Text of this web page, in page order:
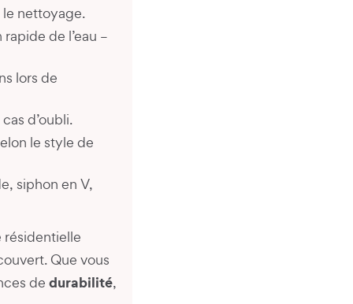
nettoyage.
de l’eau –
lors de
d’oubli.
le style de
siphon en V,
résidentielle
Que vous
de durabilité,